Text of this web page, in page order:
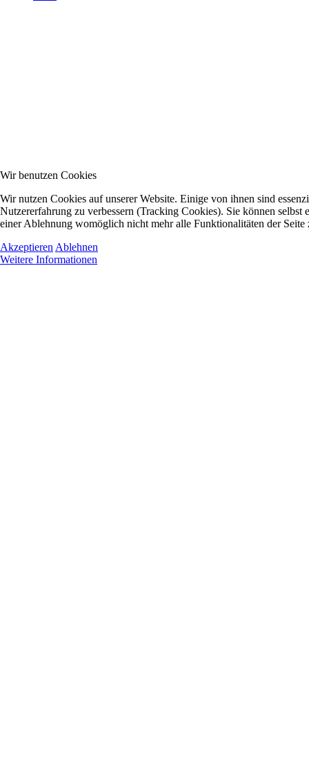
Wir benutzen Cookies
Wir nutzen Cookies auf unserer Website. Einige von ihnen sind
Nutzererfahrung zu verbessern (Tracking Cookies). Sie können selbst
einer Ablehnung womöglich nicht mehr alle Funktionalitäten der Seite
Akzeptieren Ablehnen
Weitere Informationen